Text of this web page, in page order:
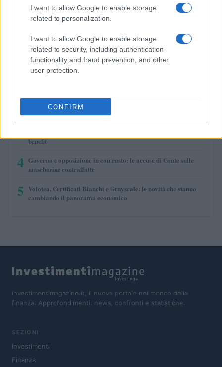
I want to allow Google to enable storage
related to personalization.
I want to allow Google to enable storage
related to security, including authentication
functionality and fraud prevention, and other
user protection.
CONFIRM
kpk ETH Prime
(KPK ETH PRIME)
$2,036.25
PIÙ LETTI
Dalle antiche città-stato alla finanza globale: un viaggio
2
Come l’IA sta ridefinendo l’economia: dati e prospettive per il
3 benefit
4 Governo e opposizione in contrasto: le accuse di Conte sulle
mascherine contraffatte
5 Volotea, Certificati Bianchi e Grayscale: le novità che stanno
cambiando il panorama economico
Investimentimagazine.it, il nuovo portale nel mondo della
finanza. Approfondimenti, news, confronti e statistiche.
SEZIONI
Investimenti
Finanza